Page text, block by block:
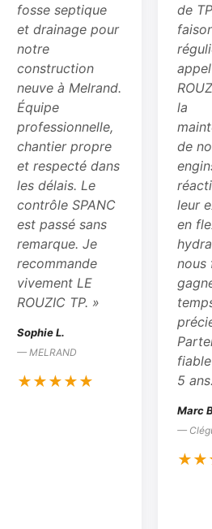
fosse septique
et drainage pour
notre
construction
neuve à Melrand.
Équipe
professionnelle,
chantier propre
et respecté dans
les délais. Le
contrôle SPANC
est passé sans
remarque. Je
recommande
vivement LE
ROUZIC TP. »
Sophie L.
— MELRAND
★★★★★
de
la
de
leur
en
nous
5
Marc
—